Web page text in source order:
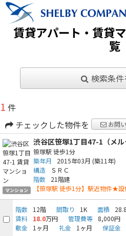
03-
メールでのお
トップ
物件検索
賃貸アパート・賃貸
覧
検索条
1 件
チェックした物件を
お問
マンション
渋谷区笹塚1丁目47-1（メル
笹塚駅 徒歩1分
築年月
2015年03月 (築11年)
構造
ＳＲＣ
階数
21階建
【笹塚駅 徒歩1分】駅近物件★
階数 12階 間取り 1K 面積
賃料 18.0万円 管理費等
8,000円
敷金
1ヶ月 礼金 1ヶ月 保証金